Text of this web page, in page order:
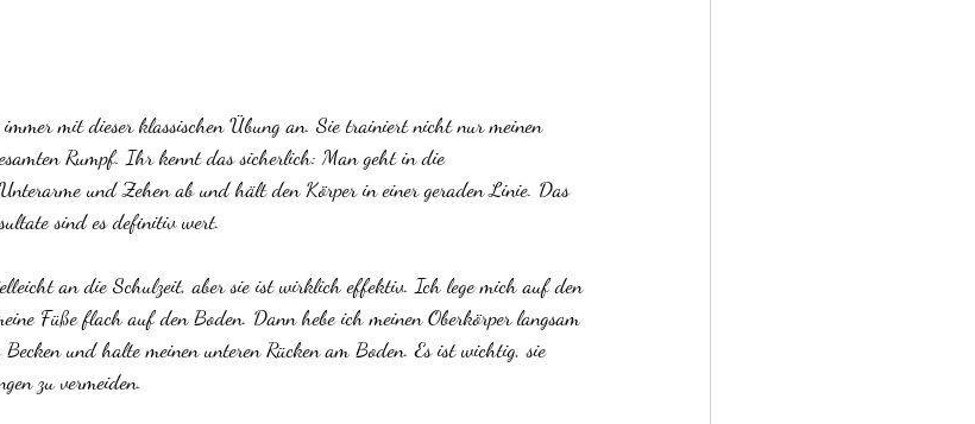
mit dieser klassischen Übung an. Sie trainiert nicht nur meinen
Rumpf. Ihr kennt das sicherlich: Man geht in die
und Zehen ab und hält den Körper in einer geraden Linie. Das
sind es definitiv wert.
an die Schulzeit, aber sie ist wirklich effektiv. Ich lege mich auf den
Füße flach auf den Boden. Dann hebe ich meinen Oberkörper langsam
und halte meinen unteren Rücken am Boden. Es ist wichtig, sie
zu vermeiden.